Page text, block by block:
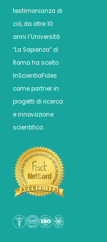
testimonianza di
ciò, da oltre 10
anni l’Università
“La Sapienza” di
Roma ha scelto
InScientiaFides
come partner in
progetti di ricerca
e innovazione
scientifica.